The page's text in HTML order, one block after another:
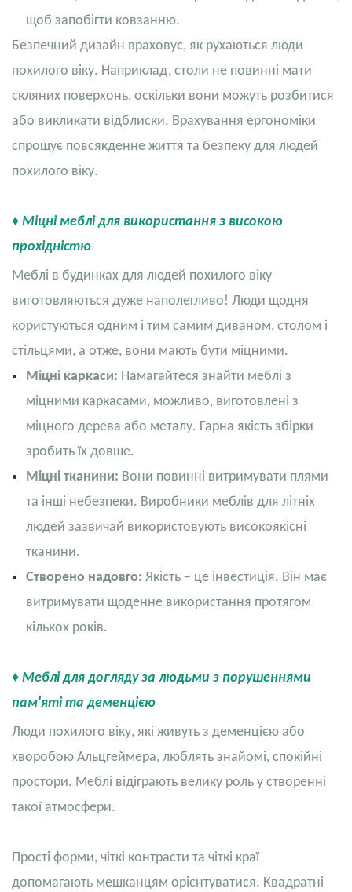
щоб запобігти ковзанню.
Безпечний дизайн враховує, як рухаються люди
похилого віку. Наприклад, столи не повинні мати
скляних поверхонь, оскільки вони можуть розбитися
або викликати відблиски. Врахування ергономіки
спрощує повсякденне життя та безпеку для людей
похилого віку.
♦ Міцні меблі для використання з високою
прохідністю
Меблі в будинках для людей похилого віку
виготовляються дуже наполегливо! Люди щодня
користуються одним і тим самим диваном, столом і
стільцями, а отже, вони мають бути міцними.
Міцні каркаси: Намагайтеся знайти меблі з
міцними каркасами, можливо, виготовлені з
міцного дерева або металу. Гарна якість збірки
зробить їх довше.
Міцні тканини: Вони повинні витримувати плями
та інші небезпеки. Виробники меблів для літніх
людей зазвичай використовують високоякісні
тканини.
Створено надовго: Якість – це інвестиція. Він має
витримувати щоденне використання протягом
кількох років.
♦ Меблі для догляду за людьми з порушеннями
пам'яті та деменцією
Люди похилого віку, які живуть з деменцією або
хворобою Альцгеймера, люблять знайомі, спокійні
простори. Меблі відіграють велику роль у створенні
такої атмосфери.
Прості форми, чіткі контрасти та чіткі краї
допомагають мешканцям орієнтуватися. Квадратні